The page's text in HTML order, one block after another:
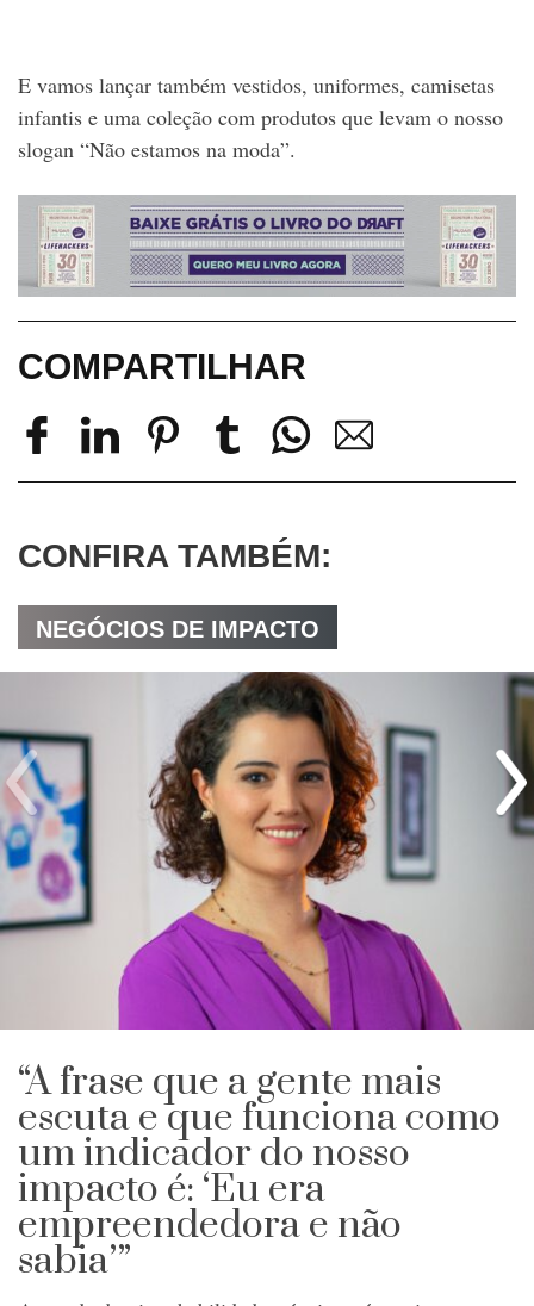
E vamos lançar também vestidos, uniformes, camisetas
infantis e uma coleção com produtos que levam o nosso
slogan “Não estamos na moda”.
COMPARTILHAR
CONFIRA TAMBÉM:
NEGÓCIOS DE IMPACTO
“A frase que a gente mais
escuta e que funciona como
um indicador do nosso
impacto é: ‘Eu era
empreendedora e não
sabia’”